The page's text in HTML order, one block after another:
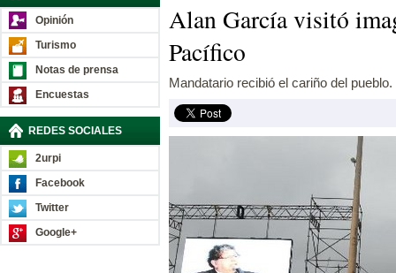
Opinión
Turismo
Notas de prensa
Encuestas
REDES SOCIALES
2urpi
Facebook
Twitter
Google+
Alan García visitó
Pacífico
Mandatario recibió el cariño del pueblo.